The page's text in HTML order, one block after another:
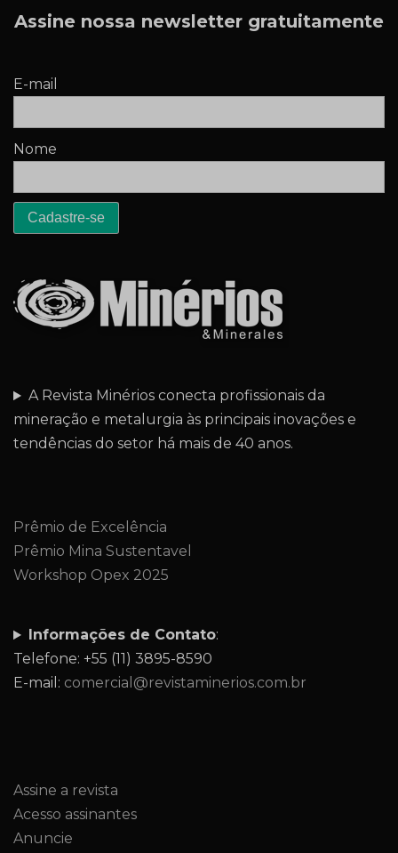
Assine nossa newsletter gratuitamente
E-mail
Nome
A Revista Minérios conecta profissionais da
mineração e metalurgia às principais inovações e
tendências do setor há mais de 40 anos.
Prêmio de Excelência
Prêmio Mina Sustentavel
Workshop Opex 2025
Informações de Contato:
Telefone: +55 (11) 3895-8590
E-mail: comercial@revistaminerios.com.br
Assine a revista
Acesso assinantes
Anuncie